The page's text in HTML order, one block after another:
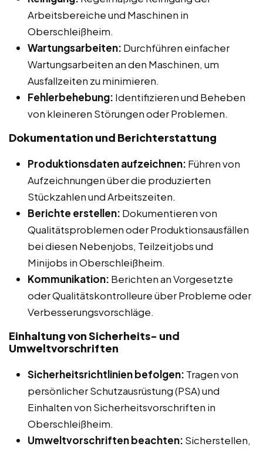
Arbeitsbereiche und Maschinen in
Oberschleißheim.
Wartungsarbeiten: Durchführen einfacher
Wartungsarbeiten an den Maschinen, um
Ausfallzeiten zu minimieren.
Fehlerbehebung: Identifizieren und Beheben
von kleineren Störungen oder Problemen.
Dokumentation und Berichterstattung
Produktionsdaten aufzeichnen: Führen von
Aufzeichnungen über die produzierten
Stückzahlen und Arbeitszeiten.
Berichte erstellen: Dokumentieren von
Qualitätsproblemen oder Produktionsausfällen
bei diesen Nebenjobs, Teilzeitjobs und
Minijobs in Oberschleißheim.
Kommunikation: Berichten an Vorgesetzte
oder Qualitätskontrolleure über Probleme oder
Verbesserungsvorschläge.
Einhaltung von Sicherheits- und
Umweltvorschriften
Sicherheitsrichtlinien befolgen: Tragen von
persönlicher Schutzausrüstung (PSA) und
Einhalten von Sicherheitsvorschriften in
Oberschleißheim.
Umweltvorschriften beachten: Sicherstellen,